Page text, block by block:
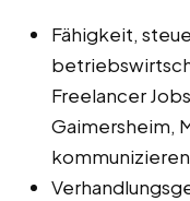
Fähigkeit,
Freelancer
Gaimersheim,